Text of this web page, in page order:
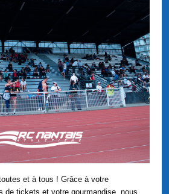
et à tous ! Grâce à votre
de tickets et votre gourmandise, nous